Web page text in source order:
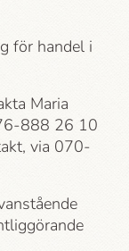
för handel i
Maria
888 26 10
via 070-